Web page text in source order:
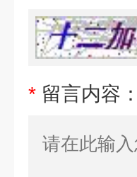
* 留言内容：